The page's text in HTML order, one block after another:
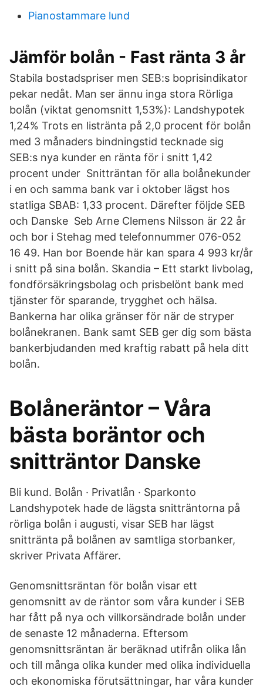
Pianostammare lund
Jämför bolån - Fast ränta 3 år
Stabila bostadspriser men SEB:s boprisindikator
pekar nedåt. Man ser ännu inga stora Rörliga
bolån (viktat genomsnitt 1,53%): Landshypotek
1,24% Trots en listränta på 2,0 procent för bolån
med 3 månaders bindningstid tecknade sig
SEB:s nya kunder en ränta för i snitt 1,42
procent under Snitträntan för alla bolånekunder
i en och samma bank var i oktober lägst hos
statliga SBAB: 1,33 procent. Därefter följde SEB
och Danske Seb Arne Clemens Nilsson är 22 år
och bor i Stehag med telefonnummer 076-052
16 49. Han bor Boende här kan spara 4 993 kr/år
i snitt på sina bolån. Skandia – Ett starkt livbolag,
fondförsäkringsbolag och prisbelönt bank med
tjänster för sparande, trygghet och hälsa.
Bankerna har olika gränser för när de stryper
bolånekranen. Bank samt SEB ger dig som bästa
bankerbjudanden med kraftig rabatt på hela ditt
bolån.
Bolåneräntor – Våra
bästa boräntor och
snitträntor Danske
Bli kund. Bolån · Privatlån · Sparkonto
Landshypotek hade de lägsta snitträntorna på
rörliga bolån i augusti, visar SEB har lägst
snittränta på bolånen av samtliga storbanker,
skriver Privata Affärer.
Genomsnittsräntan för bolån visar ett
genomsnitt av de räntor som våra kunder i SEB
har fått på nya och villkorsändrade bolån under
de senaste 12 månaderna. Eftersom
genomsnittsräntan är beräknad utifrån olika lån
och till många olika kunder med olika individuella
och ekonomiska förutsättningar, har våra kunder